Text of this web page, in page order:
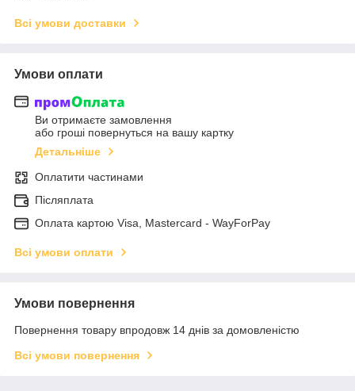
Всі умови доставки
Умови оплати
Ви отримаєте замовлення
або гроші повернуться на вашу картку
Детальніше
Оплатити частинами
Післяплата
Оплата картою Visa, Mastercard - WayForPay
Всі умови оплати
Умови повернення
Повернення товару впродовж 14 днів за домовленістю
Всі умови повернення